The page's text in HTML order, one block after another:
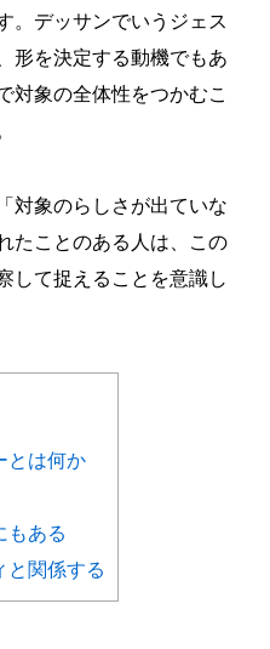
。デッサンでいうジェス
形を決定する動機でもあ
対象の全体性をつかむこ
対象のらしさが出ていな
たことのある人は、この
して捉えることを意識し
とは何か
もある
と関係する